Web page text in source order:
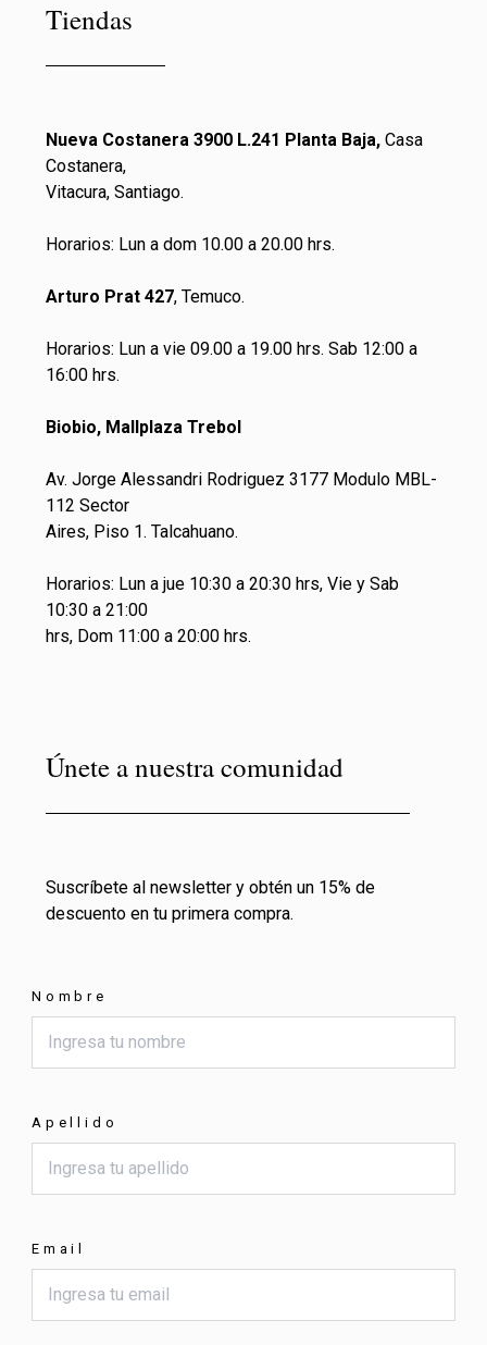
Tiendas
Nueva Costanera 3900 L.241 Planta Baja, Casa
Costanera,
Vitacura, Santiago.
Horarios: Lun a dom 10.00 a 20.00 hrs.
Arturo Prat 427, Temuco.
Horarios: Lun a vie 09.00 a 19.00 hrs. Sab 12:00 a
16:00 hrs.
Biobio, Mallplaza Trebol
Av. Jorge Alessandri Rodriguez 3177 Modulo MBL-
112 Sector
Aires, Piso 1. Talcahuano.
Horarios: Lun a jue 10:30 a 20:30 hrs, Vie y Sab
10:30 a 21:00
hrs, Dom 11:00 a 20:00 hrs.
Únete a nuestra comunidad
Suscríbete al newsletter y obtén un 15% de
descuento en tu primera compra.
Nombre
Apellido
Email